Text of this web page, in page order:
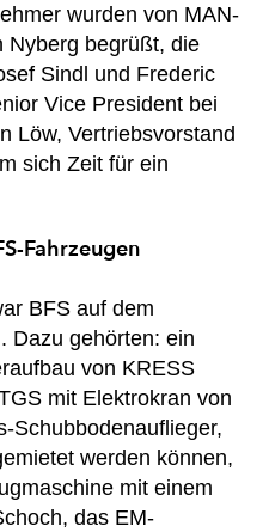
wurden von MAN-
Nyberg begrüßt, die
Sindl und Frederic
Vice President bei
Löw, Vertriebsvorstand
sich Zeit für ein
Fahrzeugen
BFS auf dem
Dazu gehörten: ein
von KRESS
mit Elektrokran von
Schubbodenauflieger,
werden können,
mit einem
das EM-